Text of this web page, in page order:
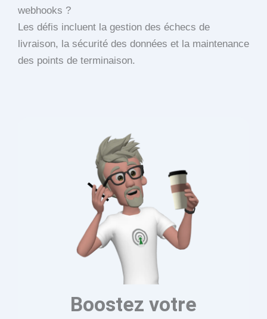
webhooks ?
Les défis incluent la gestion des échecs de
livraison, la sécurité des données et la maintenance
des points de terminaison.
Boostez votre